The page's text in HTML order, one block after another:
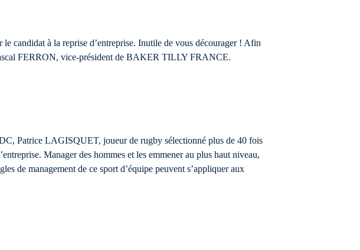
candidat à la reprise d’entreprise. Inutile de vous décourager ! Afin
FERRON, vice-président de BAKER TILLY FRANCE.
Patrice LAGISQUET, joueur de rugby sélectionné plus de 40 fois
Manager des hommes et les emmener au plus haut niveau,
de management de ce sport d’équipe peuvent s’appliquer aux